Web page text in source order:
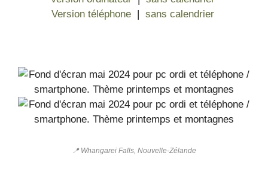
Version téléphone| sans calendrier
📍 Whangarei Falls, Nouvelle-Zélande